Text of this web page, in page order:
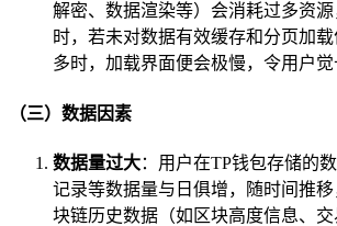
解密、数据渲染等）会消耗过多资
时，若未对数据有效缓存和分页加
多时，加载界面便会极慢，令用户觉
（三）数据因素
数据量过大：用户在TP钱包存储的
记录等数据量与日俱增，随时间推
块链历史数据（如区块高度信息、